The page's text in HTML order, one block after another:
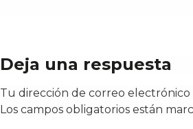
Deja una respuesta
Tu dirección de correo electrónico
Los campos obligatorios están